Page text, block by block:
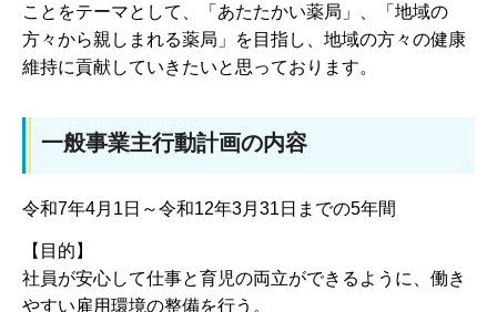
ことをテーマとして、「あたたかい薬局」、「地域の
方々から親しまれる薬局」を目指し、地域の方々の健康
維持に貢献していきたいと思っております。
一般事業主行動計画の内容
令和7年4月1日～令和12年3月31日までの5年間
【目的】
社員が安心して仕事と育児の両立ができるように、働き
やすい雇用環境の整備を行う。